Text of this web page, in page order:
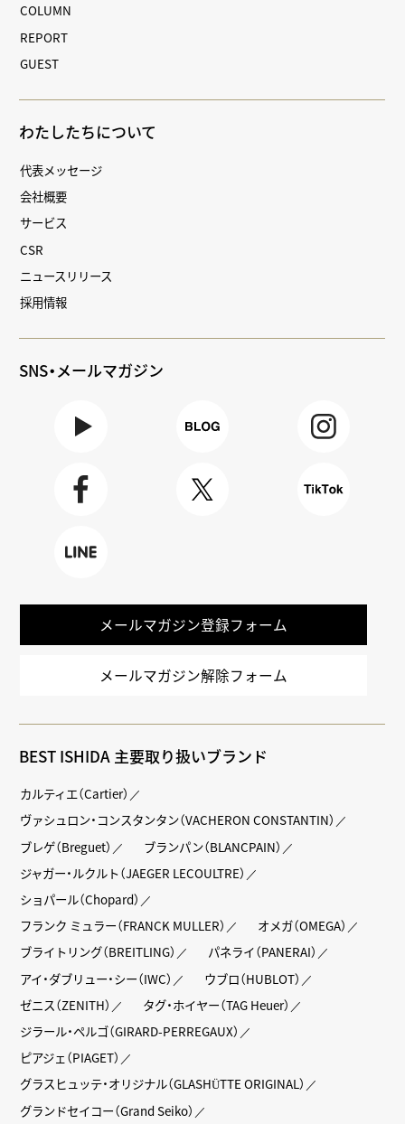
COLUMN
REPORT
GUEST
わたしたちについて
代表メッセージ
会社概要
サービス
CSR
ニュースリリース
採用情報
SNS・メールマガジン
メールマガジン登録フォーム
メールマガジン解除フォーム
BEST ISHIDA 主要取り扱いブランド
カルティエ（Cartier）
ヴァシュロン・コンスタンタン（VACHERON CONSTANTIN）
ブレゲ（Breguet）
ブランパン（BLANCPAIN）
ジャガー・ルクルト（JAEGER LECOULTRE）
ショパール（Chopard）
フランク ミュラー（FRANCK MULLER）
オメガ（OMEGA）
ブライトリング（BREITLING）
パネライ（PANERAI）
アイ・ダブリュー・シー（IWC）
ウブロ（HUBLOT）
ゼニス（ZENITH）
タグ・ホイヤー（TAG Heuer）
ジラール・ペルゴ（GIRARD-PERREGAUX）
ピアジェ（PIAGET）
グラスヒュッテ・オリジナル（GLASHÜTTE ORIGINAL）
グランドセイコー（Grand Seiko）